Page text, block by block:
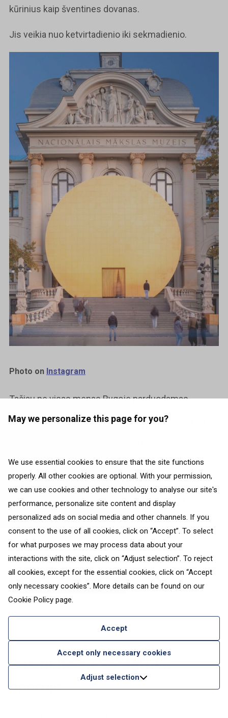
May we personalize this page for you?
We use essential cookies to ensure that the site functions
properly. All other cookies are optional. With your permission,
we can use cookies and other technology to analyse our site's
performance, personalize site content and display
personalized ads on social media and other channels. If you
consent to the use of all cookies, click on “Accept”. To select
for what purposes we may process data about your
interactions with the site, click on “Adjust selection”. To reject
all cookies, except for the essential cookies, click on “Accept
only necessary cookies”. More details can be found on our
Cookie Policy page.
Accept
Accept only necessary cookies
Adjust selection
kūrinius kaip šventines dovanas.
Jis veikia nuo ketvirtadienio iki sekmadienio.
Photo on Instagram
Tačiau ne visas menas Rygoje parduodamas.
Užsukite įLatvijos nacionalinį meno muziejų
įkvėpimo.
Vos tik įėjus lankytojus pasitinka didžiulė
instaliacija, skirta dabartinei monetų parodai.
Savaime suprantama, čia tikrai verta pasidaryti
asmenukę!
Užsisakykite bilietus į Rygą
Susitikite su Spragtuku
operoje